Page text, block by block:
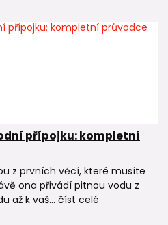
přípojku: kompletní
z prvních věcí, které musíte
ona přivádí pitnou vodu z
až k vaš... číst celé